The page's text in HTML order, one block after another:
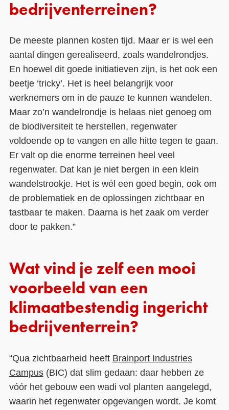
bedrijventerreinen?
De meeste plannen kosten tijd. Maar er is wel een
aantal dingen gerealiseerd, zoals wandelrondjes.
En hoewel dit goede initiatieven zijn, is het ook een
beetje ‘tricky’. Het is heel belangrijk voor
werknemers om in de pauze te kunnen wandelen.
Maar zo’n wandelrondje is helaas niet genoeg om
de biodiversiteit te herstellen, regenwater
voldoende op te vangen en alle hitte tegen te gaan.
Er valt op die enorme terreinen heel veel
regenwater. Dat kan je niet bergen in een klein
wandelstrookje. Het is wél een goed begin, ook om
de problematiek en de oplossingen zichtbaar en
tastbaar te maken. Daarna is het zaak om verder
door te pakken.”
Wat vind je zelf een mooi
voorbeeld van een
klimaatbestendig ingericht
bedrijventerrein?
“Qua zichtbaarheid heeft Brainport Industries
Campus(BIC) dat slim gedaan: daar hebben ze
vóór het gebouw een wadi vol planten aangelegd,
waarin het regenwater opgevangen wordt. Je komt